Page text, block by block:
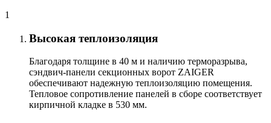
1
Высокая теплоизоляция
Благодаря толщине в 40 м и наличию терморазрыва,
сэндвич-панели секционных ворот ZAIGER
обеспечивают надежную теплоизоляцию помещения.
Тепловое сопротивление панелей в сборе соответствует
кирпичной кладке в 530 мм.